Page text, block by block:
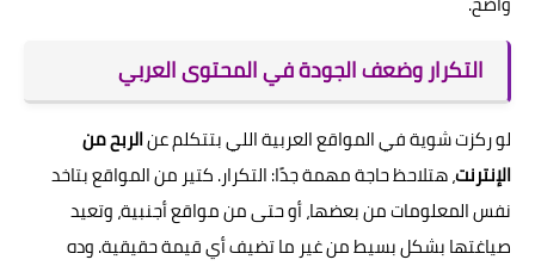
التكرار وضعف الجودة في المحتوى العربي
لو ركزت شوية في المواقع العربية اللي بتتكلم عنالربح من
الإنترنت، هتلاحظ حاجة مهمة جدًا: التكرار. كتير من المواقع بتاخد
نفس المعلومات من بعضها، أو حتى من مواقع أجنبية، وتعيد
صياغتها بشكل بسيط من غير ما تضيف أي قيمة حقيقية. وده